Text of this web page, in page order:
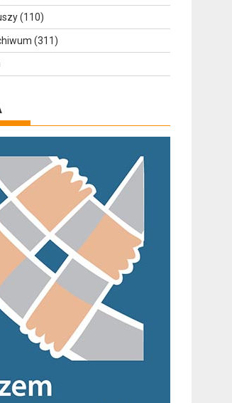
(110)
(311)